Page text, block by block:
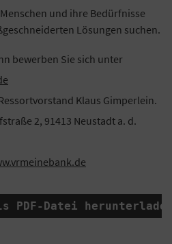
und ihre Bedürfnisse
Lösungen suchen.
bewerben Sie sich unter
Klaus Gimperlein.
2, 91413 Neustadt a. d.
PDF-Datei